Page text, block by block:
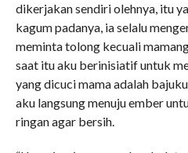
dikerjakan sendiri olehnya, itu
kagum padanya, ia selalu
meminta tolong kecuali
saat itu aku berinisiatif untuk
yang dicuci mama adalah
aku langsung menuju ember
ringan agar bersih.